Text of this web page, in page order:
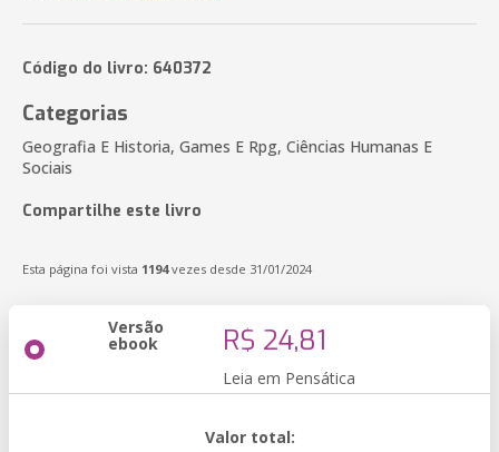
Código do livro: 640372
Categorias
Geografia E Historia, Games E Rpg, Ciências Humanas E
Sociais
Compartilhe este livro
Esta página foi vista 1194vezes desde 31/01/2024
Versão
ebook R$ 24,81
Leia em Pensática
Valor total: